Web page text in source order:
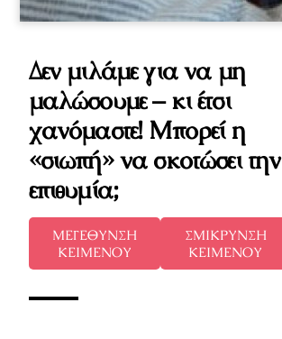
Δεν μιλάμε για να μη
μαλώσουμε – κι έτσι
χανόμαστε! Μπορεί η
«σιωπή» να σκοτώσει την
επιθυμία;
ΜΕΓΕΘΥΝΣΗ
ΚΕΙΜΕΝΟΥ
ΣΜΙΚΡΥΝΣΗ
ΚΕΙΜΕΝΟΥ